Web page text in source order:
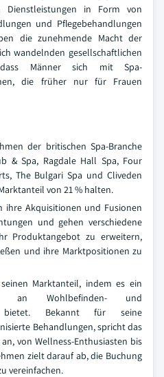
Dienstleistungen in Form von
und Pflegebehandlungen
die zunehmende Macht der
wandelnden gesellschaftlichen
Männer sich mit Spa-
die früher nur für Frauen
der britischen Spa-Branche
& Spa, Ragdale Hall Spa, Four
The Bulgari Spa und Cliveden
von 21 % halten.
ihre Akquisitionen und Fusionen
und gehen verschiedene
Produktangebot zu erweitern,
und ihre Marktpositionen zu
Marktanteil, indem es ein
an Wohlbefinden- und
bietet. Bekannt für seine
Behandlungen, spricht das
von Wellness-Enthusiasten bis
zielt darauf ab, die Buchung
vereinfachen.